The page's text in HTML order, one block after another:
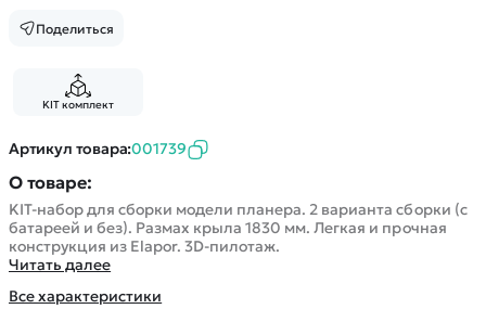
Поделиться
KIT комплект
Артикул товара:001739
О товаре:
KIT-набор для сборки модели планера. 2 варианта сборки (с
батареей и без). Размах крыла 1830 мм. Легкая и прочная
конструкция из Elapor. 3D-пилотаж.
Читать далее
Все характеристики
Квадрокоптеры
Машинки
Вертолеты
Катера
Роботы
Самолеты
Оптовые продажи
Блог
Статьи про беспилотники
Обзор квадрокоптеров
Аренда Квадрокоптеров
Покупателю
Контакты